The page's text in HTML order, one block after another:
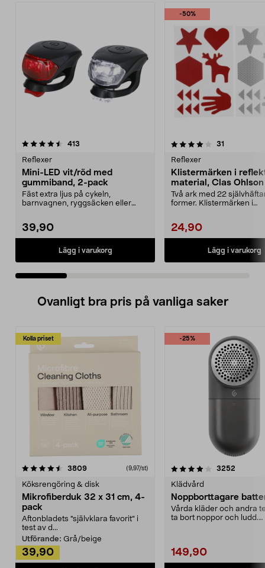
413
Reflexer
Mini-LED vit/röd med
gummiband, 2-pack
Fäst extra ljus på cykeln,
barnvagnen, ryggsäcken eller
39,90
Lägg i varukorg
-50%
4.0 av 5 stjärnor 31
Reflexer
Klistermärken i
material, Clas Ohlson
Två ark med 22
former. Klistermärken i
24,90
Lägg i varukorg
4.5 av 5 stjärnor
Ovanligt bra pris på vanliga saker
Kolla priset
3809recensioner (9,97/st)
Köksrengöring & disk
Mikrofiberduk 32 x 31 cm, 4-
pack
Aftonbladets "självklara favorit” i
test av d...
Utförande: Grå/beige
39,90
-25%
4.0av 5 stjärnor 3252
Klädvård
Noppborttagare
Vårda kläder och andra
ta bort noppor och ludd.
149,90
4.5av 5 stjärnor